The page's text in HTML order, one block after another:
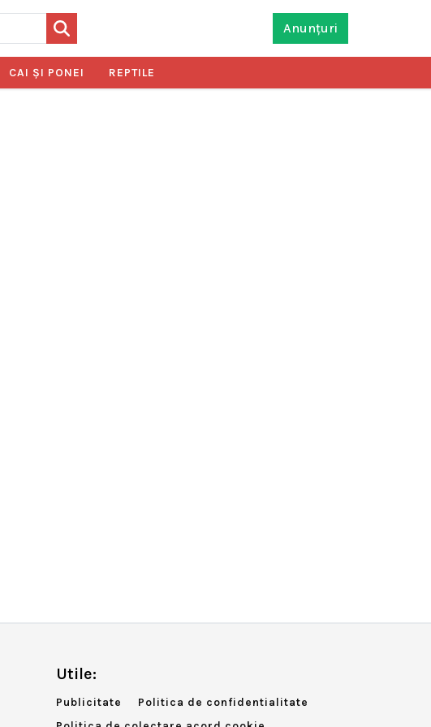
Anunțuri
CAI ŞI PONEI REPTILE
Utile:
Publicitate
Politica de confidentialitate